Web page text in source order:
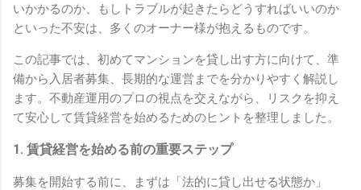
いかかるのか、もしトラブルが起きたらどうすればいいのか
といった不安は、多くのオーナー様が抱えるものです。
この記事では、初めてマンションを貸し出す方に向けて、準
備から入居者募集、長期的な運営までを分かりやすく解説し
ます。不動産運用のプロの視点を交えながら、リスクを抑え
て安心して賃貸経営を始めるためのヒントを整理しました。
1. 賃貸経営を始める前の重要ステップ
募集を開始する前に、まずは「法的に貸し出せる状態か」